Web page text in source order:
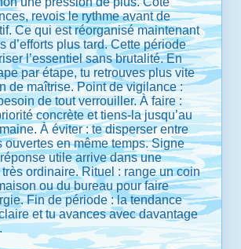
revois le rythme avant de
Ce qui est réorganisé maintenant
d’efforts plus tard. Cette période
l’essentiel sans brutalité. En
par étape, tu retrouves plus vite
de maîtrise. Point de vigilance :
de tout verrouiller. À faire :
concrète et tiens-la jusqu’au
À éviter : te disperser entre
ouvertes en même temps. Signe
utile arrive dans une
ordinaire. Rituel : range un coin
ou du bureau pour faire
Fin de période : la tendance
et tu avances avec davantage